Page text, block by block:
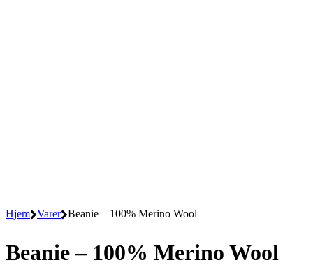
Hjem Varer Beanie – 100% Merino Wool
Beanie – 100% Merino Wool